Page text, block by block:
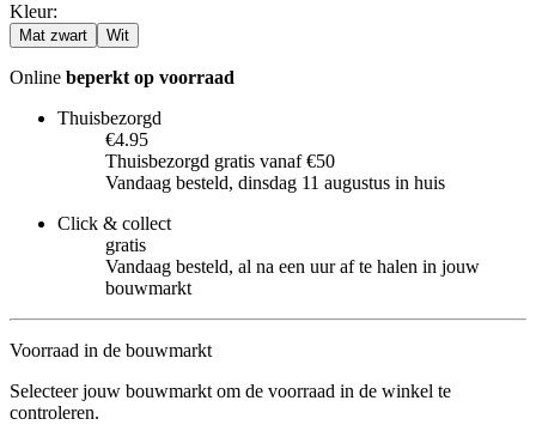
Kleur:
Mat zwart Wit
Online beperkt op voorraad
Thuisbezorgd
€4.95
Thuisbezorgd gratis vanaf €50
Vandaag besteld, dinsdag 11 augustus in huis
Click & collect
gratis
Vandaag besteld, al na een uur af te halen in jouw
bouwmarkt
Voorraad in de bouwmarkt
Selecteer jouw bouwmarkt om de voorraad in de winkel te
controleren.